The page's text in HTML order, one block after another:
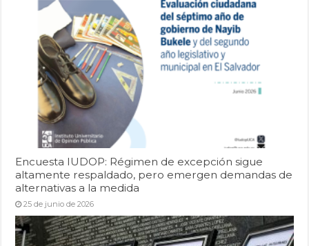
Encuesta IUDOP: Régimen de excepción sigue
altamente respaldado, pero emergen demandas de
alternativas a la medida
25 de junio de 2026